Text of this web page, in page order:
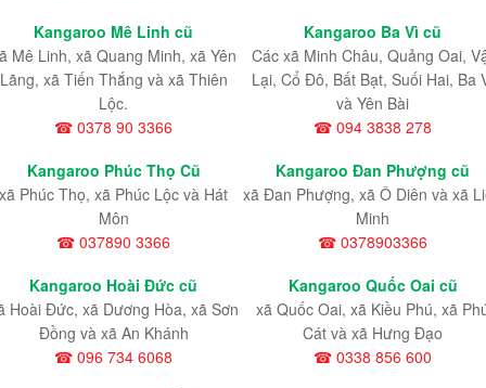
Kangaroo Mê Linh cũ
Mê Linh, xã Quang Minh, xã Yên
Lãng, xã Tiến Thắng và xã Thiên
Lộc.
☎ 0378 90 3366
Kangaroo Ba Vì cũ
Các xã Minh Châu, Quảng Oai,
Lại, Cổ Đô, Bất Bạt, Suối Hai, Ba
và Yên Bài
☎ 094 3838 278
Kangaroo Phúc Thọ Cũ
xã Phúc Thọ, xã Phúc Lộc và Hát
Môn
☎ 037890 3366
Kangaroo Đan Phượng cũ
xã Đan Phượng, xã Ô Diên và xã
Minh
☎ 0378903366
Kangaroo Hoài Đức cũ
Hoài Đức, xã Dương Hòa, xã Sơn
Đồng và xã An Khánh
☎ 096 734 6068
Kangaroo Quốc Oai cũ
xã Quốc Oai, xã Kiều Phú, xã
Cát và xã Hưng Đạo
☎ 0338 856 600